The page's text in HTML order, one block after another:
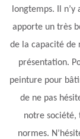
longtemps. Il
apporte un très
de la capacité de
présentation.
peinture pour
de ne pas
notre société,
normes.